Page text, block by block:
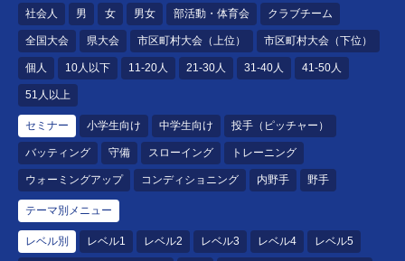
社会人 男 女 男女 部活動・体育会 クラブチーム
全国大会 県大会 市区町村大会（上位） 市区町村大会（下位）
個人 10人以下 11-20人 21-30人 31-40人 41-50人
51人以上
セミナー 小学生向け 中学生向け 投手（ピッチャー）
バッティング 守備 スローイング トレーニング
ウォーミングアップ コンディショニング 内野手 野手
テーマ別メニュー
レベル別 レベル1 レベル2 レベル3 レベル4 レベル5